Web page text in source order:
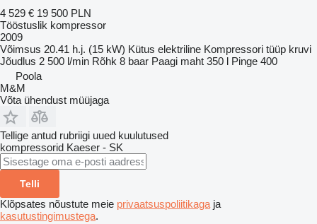
4 529 € 19 500 PLN
Tööstuslik kompressor
2009
Võimsus 20.41 h.j. (15 kW) Kütus elektriline Kompressori tüüp kruvi
Jõudlus 2 500 l/min Rõhk 8 baar Paagi maht 350 l Pinge 400
Poola
M&M
Võta ühendust müüjaga
Tellige antud rubriigi uued kuulutused
kompressorid Kaeser - SK
Telli
Klõpsates nõustute meie privaatsuspoliitikaga ja
kasutustingimustega.